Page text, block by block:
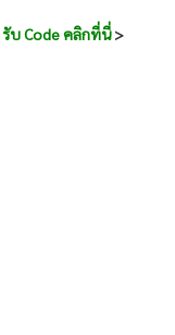
รับ Code คลิกที่นี่>